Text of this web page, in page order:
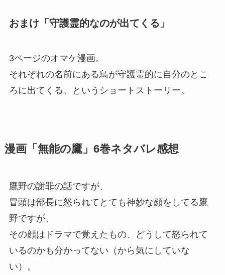
おまけ「守護霊的なのが出てくる」
3ページのオマケ漫画。
それぞれの名前にある鳥が守護霊的に自分のとこ
ろに出てくる、というショートストーリー。
漫画「無能の鷹」6巻ネタバレ感想
鷹野の謝罪の話ですが、
冒頭は部長に怒られてとても神妙な顔をしてる鷹
野ですが、
その顔はドラマで覚えたもの、どうして怒られて
いるのかも分かってない（から気にしていな
い）。